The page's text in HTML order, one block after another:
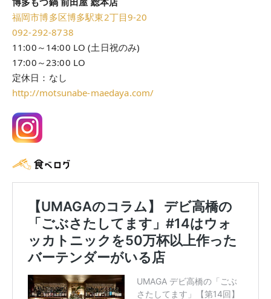
福岡市博多区博多駅東2丁目9-20
092-292-8738‬
11:00～14:00 LO (土日祝のみ)
17:00～23:00 LO
定休日：なし
http://motsunabe-maedaya.com/